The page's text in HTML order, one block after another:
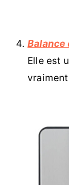
Balance
Elle est